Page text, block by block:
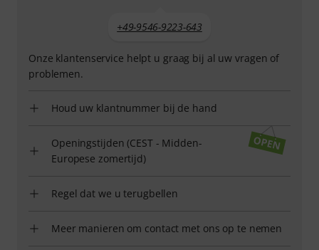
+49-9546-9223-643
Onze klantenservice helpt u graag bij al uw vragen of
problemen.
Houd uw klantnummer bij de hand
Openingstijden (CEST - Midden-
Europese zomertijd)
Regel dat we u terugbellen
Meer manieren om contact met ons op te nemen